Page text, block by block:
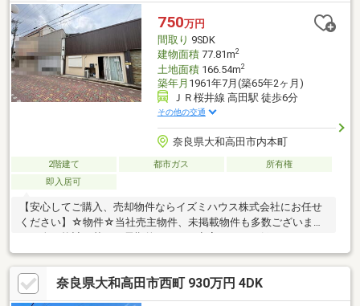
750万円
間取り 9SDK
建物面積77.81m2
土地面積166.54m2
築年月 1961年7月(築65年2ヶ月)
ＪＲ桜井線 高田駅 徒歩6分
その他の交通
奈良県大和高田市内本町
2階建て 都市ガス
所有権
即入居可
【安心してご購入、売却物件ならイズミハウス株式会社にお任せ
ください】☆物件☆当社売主物件、未掲載物件も多数ございま
特化しております。☆無料相談☆不動産投資をご検討されるにあ
たってお客様にどんなメリットがあるか、また、疑問点、ご不安
点などに対し丁寧にご説明致します。さらに、ご購入時のご資金
計画、ローン、節税対策についてもご説明致します。☆アフター
奈良県大和高田市西町 930万円 4DK